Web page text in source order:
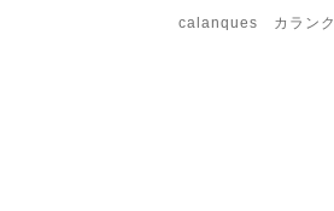
calanques カランク